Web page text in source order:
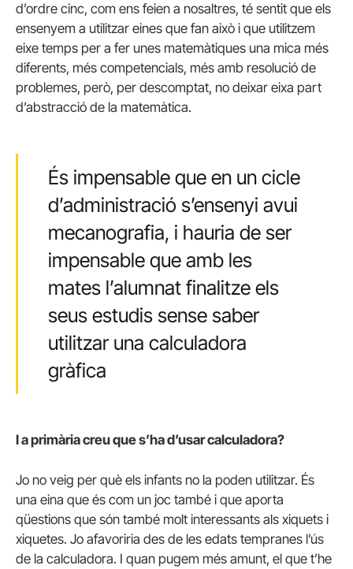
d’ordre cinc, com ens feien a nosaltres, té sentit que els
ensenyem a utilitzar eines que fan això i que utilitzem
eixe temps per a fer unes matemàtiques una mica més
diferents, més competencials, més amb resolució de
problemes, però, per descomptat, no deixar eixa part
d’abstracció de la matemàtica.
És impensable que en un cicle
d’administració s’ensenyi avui
mecanografia, i hauria de ser
impensable que amb les
mates l’alumnat finalitze els
seus estudis sense saber
utilitzar una calculadora
gràfica
I a primària creu que s’ha d’usar calculadora?
Jo no veig per què els infants no la poden utilitzar. És
una eina que és com un joc també i que aporta
qüestions que són també molt interessants als xiquets i
xiquetes. Jo afavoriria des de les edats tempranes l’ús
de la calculadora. I quan pugem més amunt, el que t’he